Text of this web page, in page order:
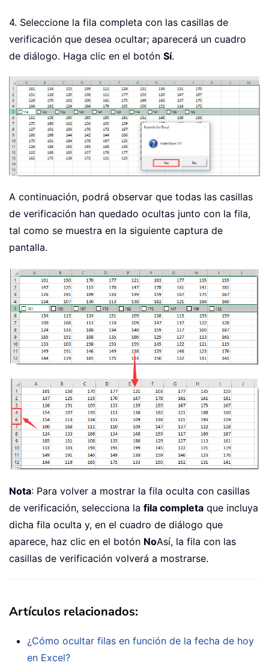
4. Seleccione la fila completa con las casillas de
verificación que desea ocultar; aparecerá un cuadro
de diálogo. Haga clic en el botón Sí.
A continuación, podrá observar que todas las casillas
de verificación han quedado ocultas junto con la fila,
tal como se muestra en la siguiente captura de
pantalla.
Nota: Para volver a mostrar la fila oculta con casillas
de verificación, selecciona la fila completa que incluya
dicha fila oculta y, en el cuadro de diálogo que
aparece, haz clic en el botón NoAsí, la fila con las
casillas de verificación volverá a mostrarse.
Artículos relacionados:
¿Cómo ocultar filas en función de la fecha de hoy
en Excel?